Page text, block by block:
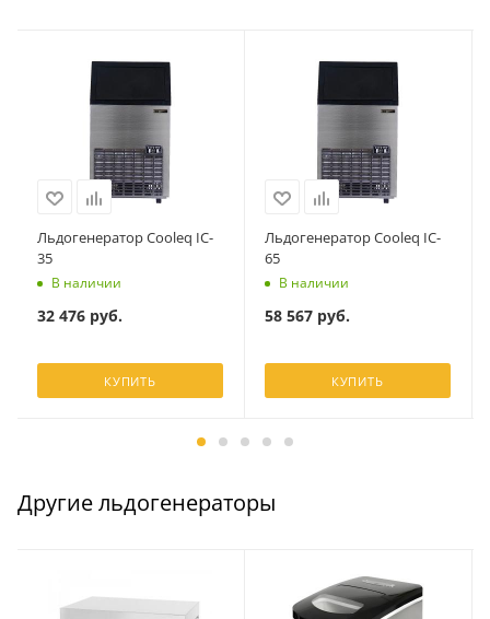
Льдогенератор Cooleq IC-
35
В наличии
32 476руб.
КУПИТЬ
Льдогенератор Cooleq IC-
65
В наличии
58 567руб.
КУПИТЬ
Другие льдогенераторы